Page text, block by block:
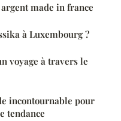
made in france
à Luxembourg ?
voyage à travers le
incontournable pour
tendance